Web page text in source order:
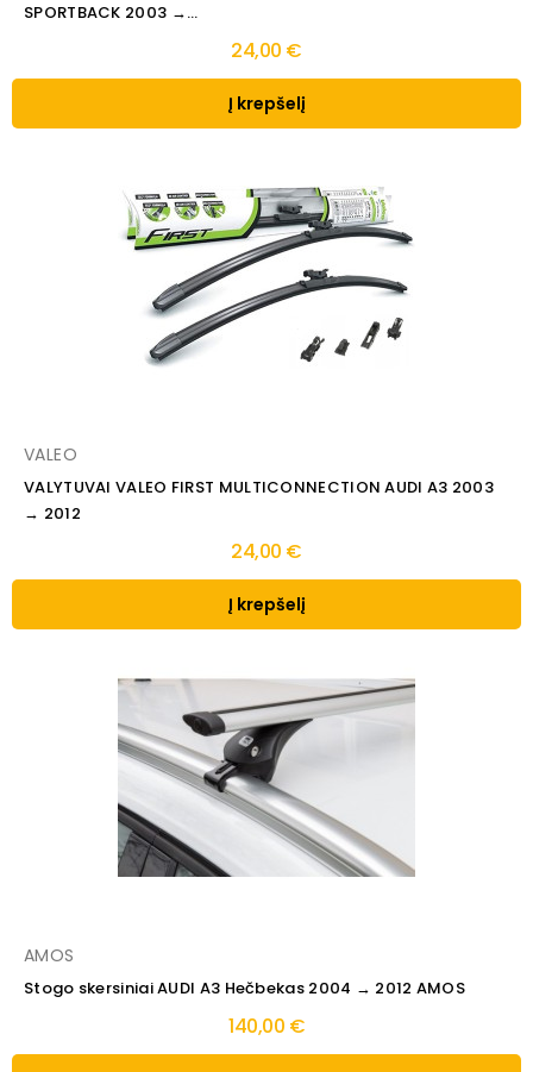
SPORTBACK 2003 →...
24,00 €
Į krepšelį
VALEO
VALYTUVAI VALEO FIRST MULTICONNECTION AUDI A3 2003
→ 2012
24,00 €
Į krepšelį
AMOS
Stogo skersiniai AUDI A3 Hečbekas 2004 → 2012 AMOS
140,00 €